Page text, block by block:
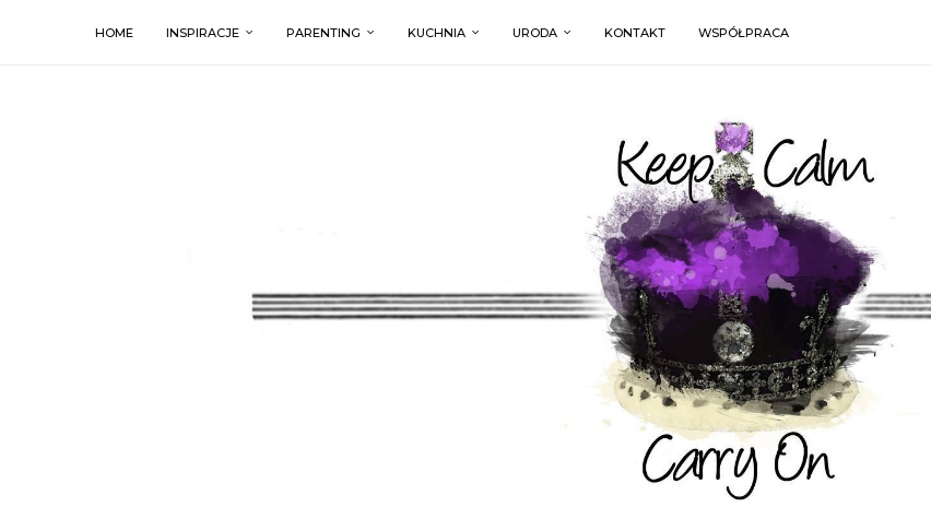
HOME INSPIRACJE PARENTING KUCHNIA URODA KONTAKT WSPÓŁPRACA